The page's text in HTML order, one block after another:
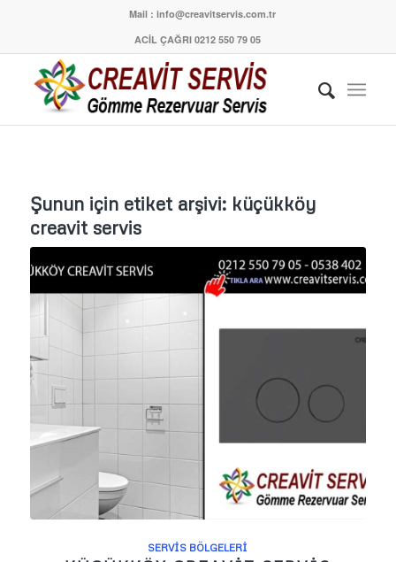
Mail : info@creavitservis.com.tr
ACİL ÇAĞRI 0212 550 79 05
Şunun için etiket arşivi: küçükköy
creavit servis
SERVIS BÖLGELERI